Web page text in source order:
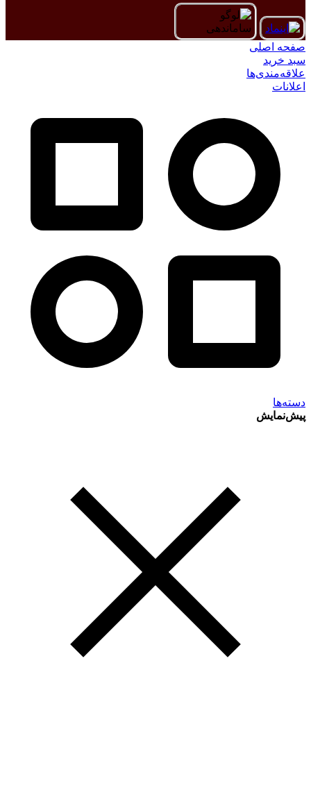
صفحه اصلی
سبد خرید
علاقه‌مندی‌ها
اعلانات
دسته‌ها
پیش‌نمایش